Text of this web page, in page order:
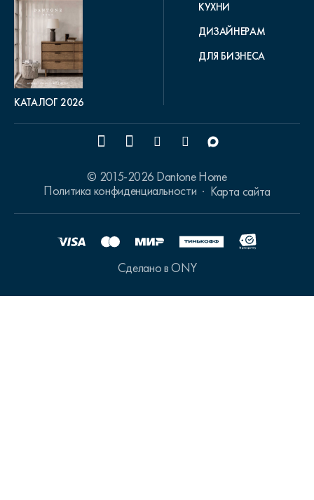
КАТАЛОГ 2026
КУХНИ
ДИЗАЙНЕРАМ
ДЛЯ БИЗНЕСА
© 2015-2026 Dantone Home
Политика конфиденциальности
Карта сайта
Сделано в ONY